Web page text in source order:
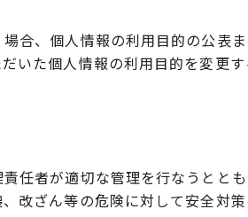
合、個人情報の利用目的の公表
いた個人情報の利用目的を変更
任者が適切な管理を行なうとと
改ざん等の危険に対して安全対